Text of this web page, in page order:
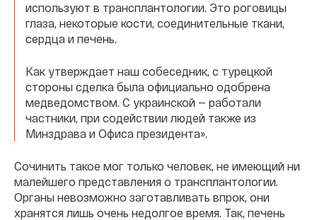
используют в трансплантологии. Это роговицы
глаза, некоторые кости, соединительные ткани,
сердца и печень.
Как утверждает наш собеседник, с турецкой
стороны сделка была официально одобрена
медведомством. С украинской — работали
частники, при содействии людей также из
Минздрава и Офиса президента».
Сочинить такое мог только человек, не имеющий ни
малейшего представления о трансплантологии.
Органы невозможно заготавливать впрок, они
хранятся лишь очень недолгое время. Так, печень